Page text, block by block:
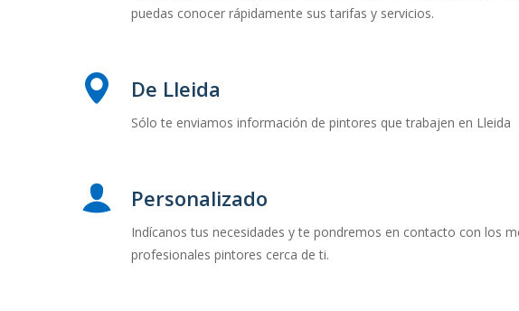
puedas conocer rápidamente sus tarifas y servicios.
De Lleida
Sólo te enviamos información de pintores que trabajen en Lleida
Personalizado
Indícanos tus necesidades y te pondremos en contacto con los
profesionales pintores cerca de ti.